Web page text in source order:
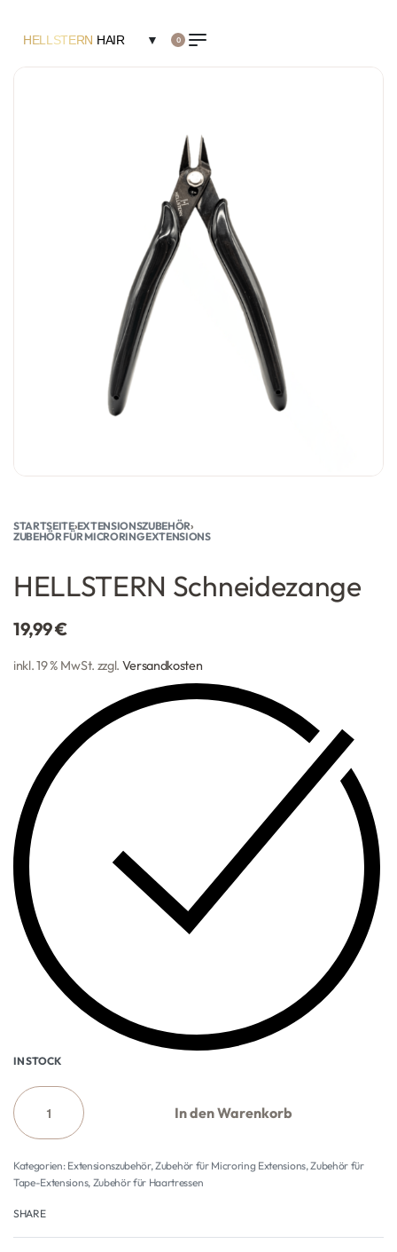
HELLSTERN HAIR ▼ 0
STARTSEITE›EXTENSIONSZUBEHÖR›
ZUBEHÖR FÜR MICRORING EXTENSIONS
HELLSTERN Schneidezange
19,99€
inkl. 19 % MwSt. zzgl. Versandkosten
IN STOCK
In den Warenkorb
Kategorien: Extensionszubehör,Zubehör für Microring Extensions,Zubehör für
Tape-Extensions, Zubehör für Haartressen
SHARE